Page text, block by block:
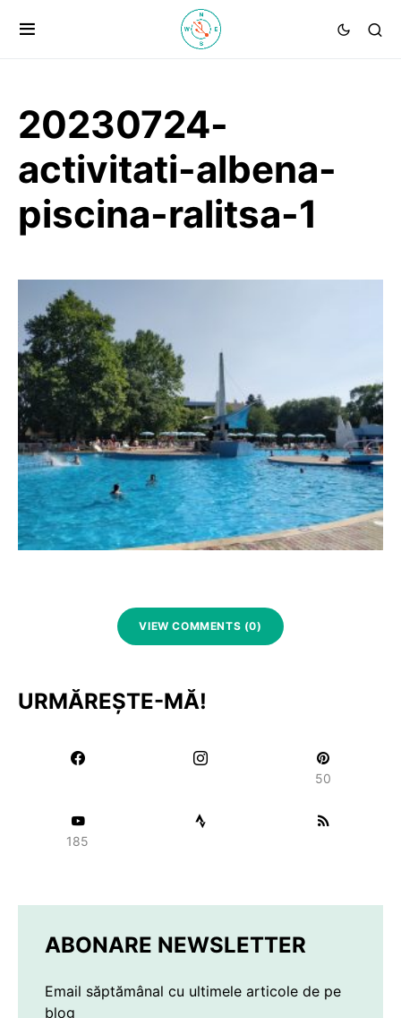
20230724-
activitati-albena-
piscina-ralitsa-1
VIEW COMMENTS (0)
URMĂREȘTE-MĂ!
50
185
ABONARE NEWSLETTER
Email săptămânal cu ultimele articole de pe
blog